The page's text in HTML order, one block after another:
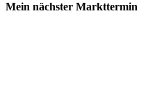
Mein nächster Markttermin